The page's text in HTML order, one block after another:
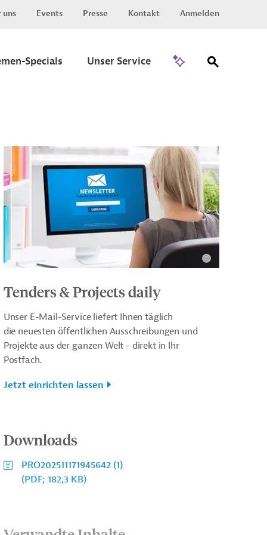
uns Events Presse Kontakt Anmelden
Specials Unser Service
Tenders & Projects daily
Unser E-Mail-Service liefert Ihnen täglich
die neuesten öffentlichen Ausschreibungen und
Projekte aus der ganzen Welt - direkt in Ihr
Postfach.
Jetzt einrichten lassen
Downloads
PRO202511171945642 (1)
(PDF; 182,3 KB)